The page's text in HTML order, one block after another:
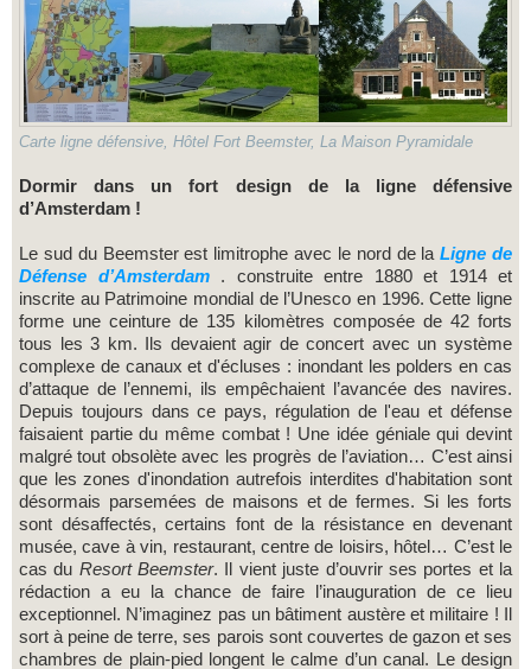
Carte ligne défensive, Hôtel Fort Beemster, La Maison Pyramidale
Dormir dans un fort design de la ligne défensive
d’Amsterdam !
Le sud du Beemster est limitrophe avec le nord de laLigne de
Défense d’Amsterdam
. construite entre 1880 et 1914 et
inscrite au Patrimoine mondial de l’Unesco en 1996. Cette ligne
forme une ceinture de 135 kilomètres composée de 42 forts
tous les 3 km. Ils devaient agir de concert avec un système
complexe de canaux et d'écluses : inondant les polders en cas
d’attaque de l’ennemi, ils empêchaient l’avancée des navires.
Depuis toujours dans ce pays, régulation de l'eau et défense
faisaient partie du même combat ! Une idée géniale qui devint
malgré tout obsolète avec les progrès de l’aviation… C’est ainsi
que les zones d'inondation autrefois interdites d'habitation sont
désormais parsemées de maisons et de fermes. Si les forts
sont désaffectés, certains font de la résistance en devenant
musée, cave à vin, restaurant, centre de loisirs, hôtel… C’est le
cas du Resort Beemster. Il vient juste d’ouvrir ses portes et la
rédaction a eu la chance de faire l’inauguration de ce lieu
exceptionnel. N’imaginez pas un bâtiment austère et militaire ! Il
sort à peine de terre, ses parois sont couvertes de gazon et ses
chambres de plain-pied longent le calme d’un canal. Le design